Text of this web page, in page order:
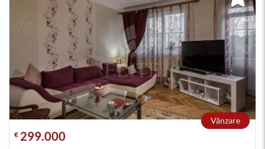
Vânzare
€ 299.000